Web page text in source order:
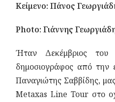
Κείμενο: Πάνος
Photo: Γιάννης
Ήταν Δεκέμβριος
δημοσιογράφος από
Παναγιώτης Σαββίδης,
Metaxas Line Tour στο